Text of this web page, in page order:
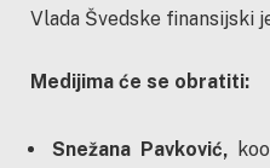
Vlada Švedske finansijski
Medijima će se obratiti:
Snežana Pavković,